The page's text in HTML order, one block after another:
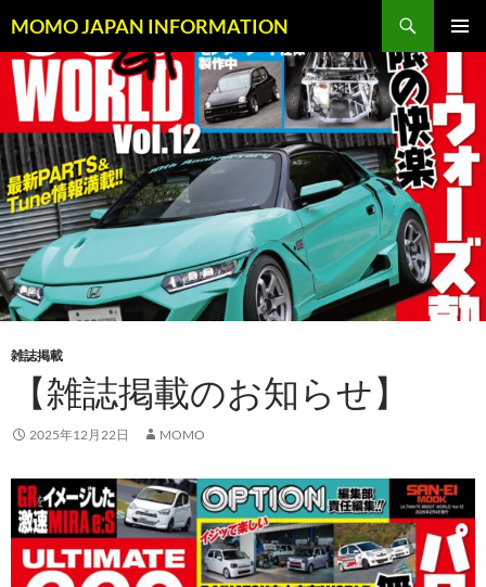
ン
テ
ン
へ
ス
キ
ッ
プ
MOMO JAPAN INFORMATION
索
雑誌掲載
【雑誌掲載のお知らせ】
2025年12月22日 MOMO